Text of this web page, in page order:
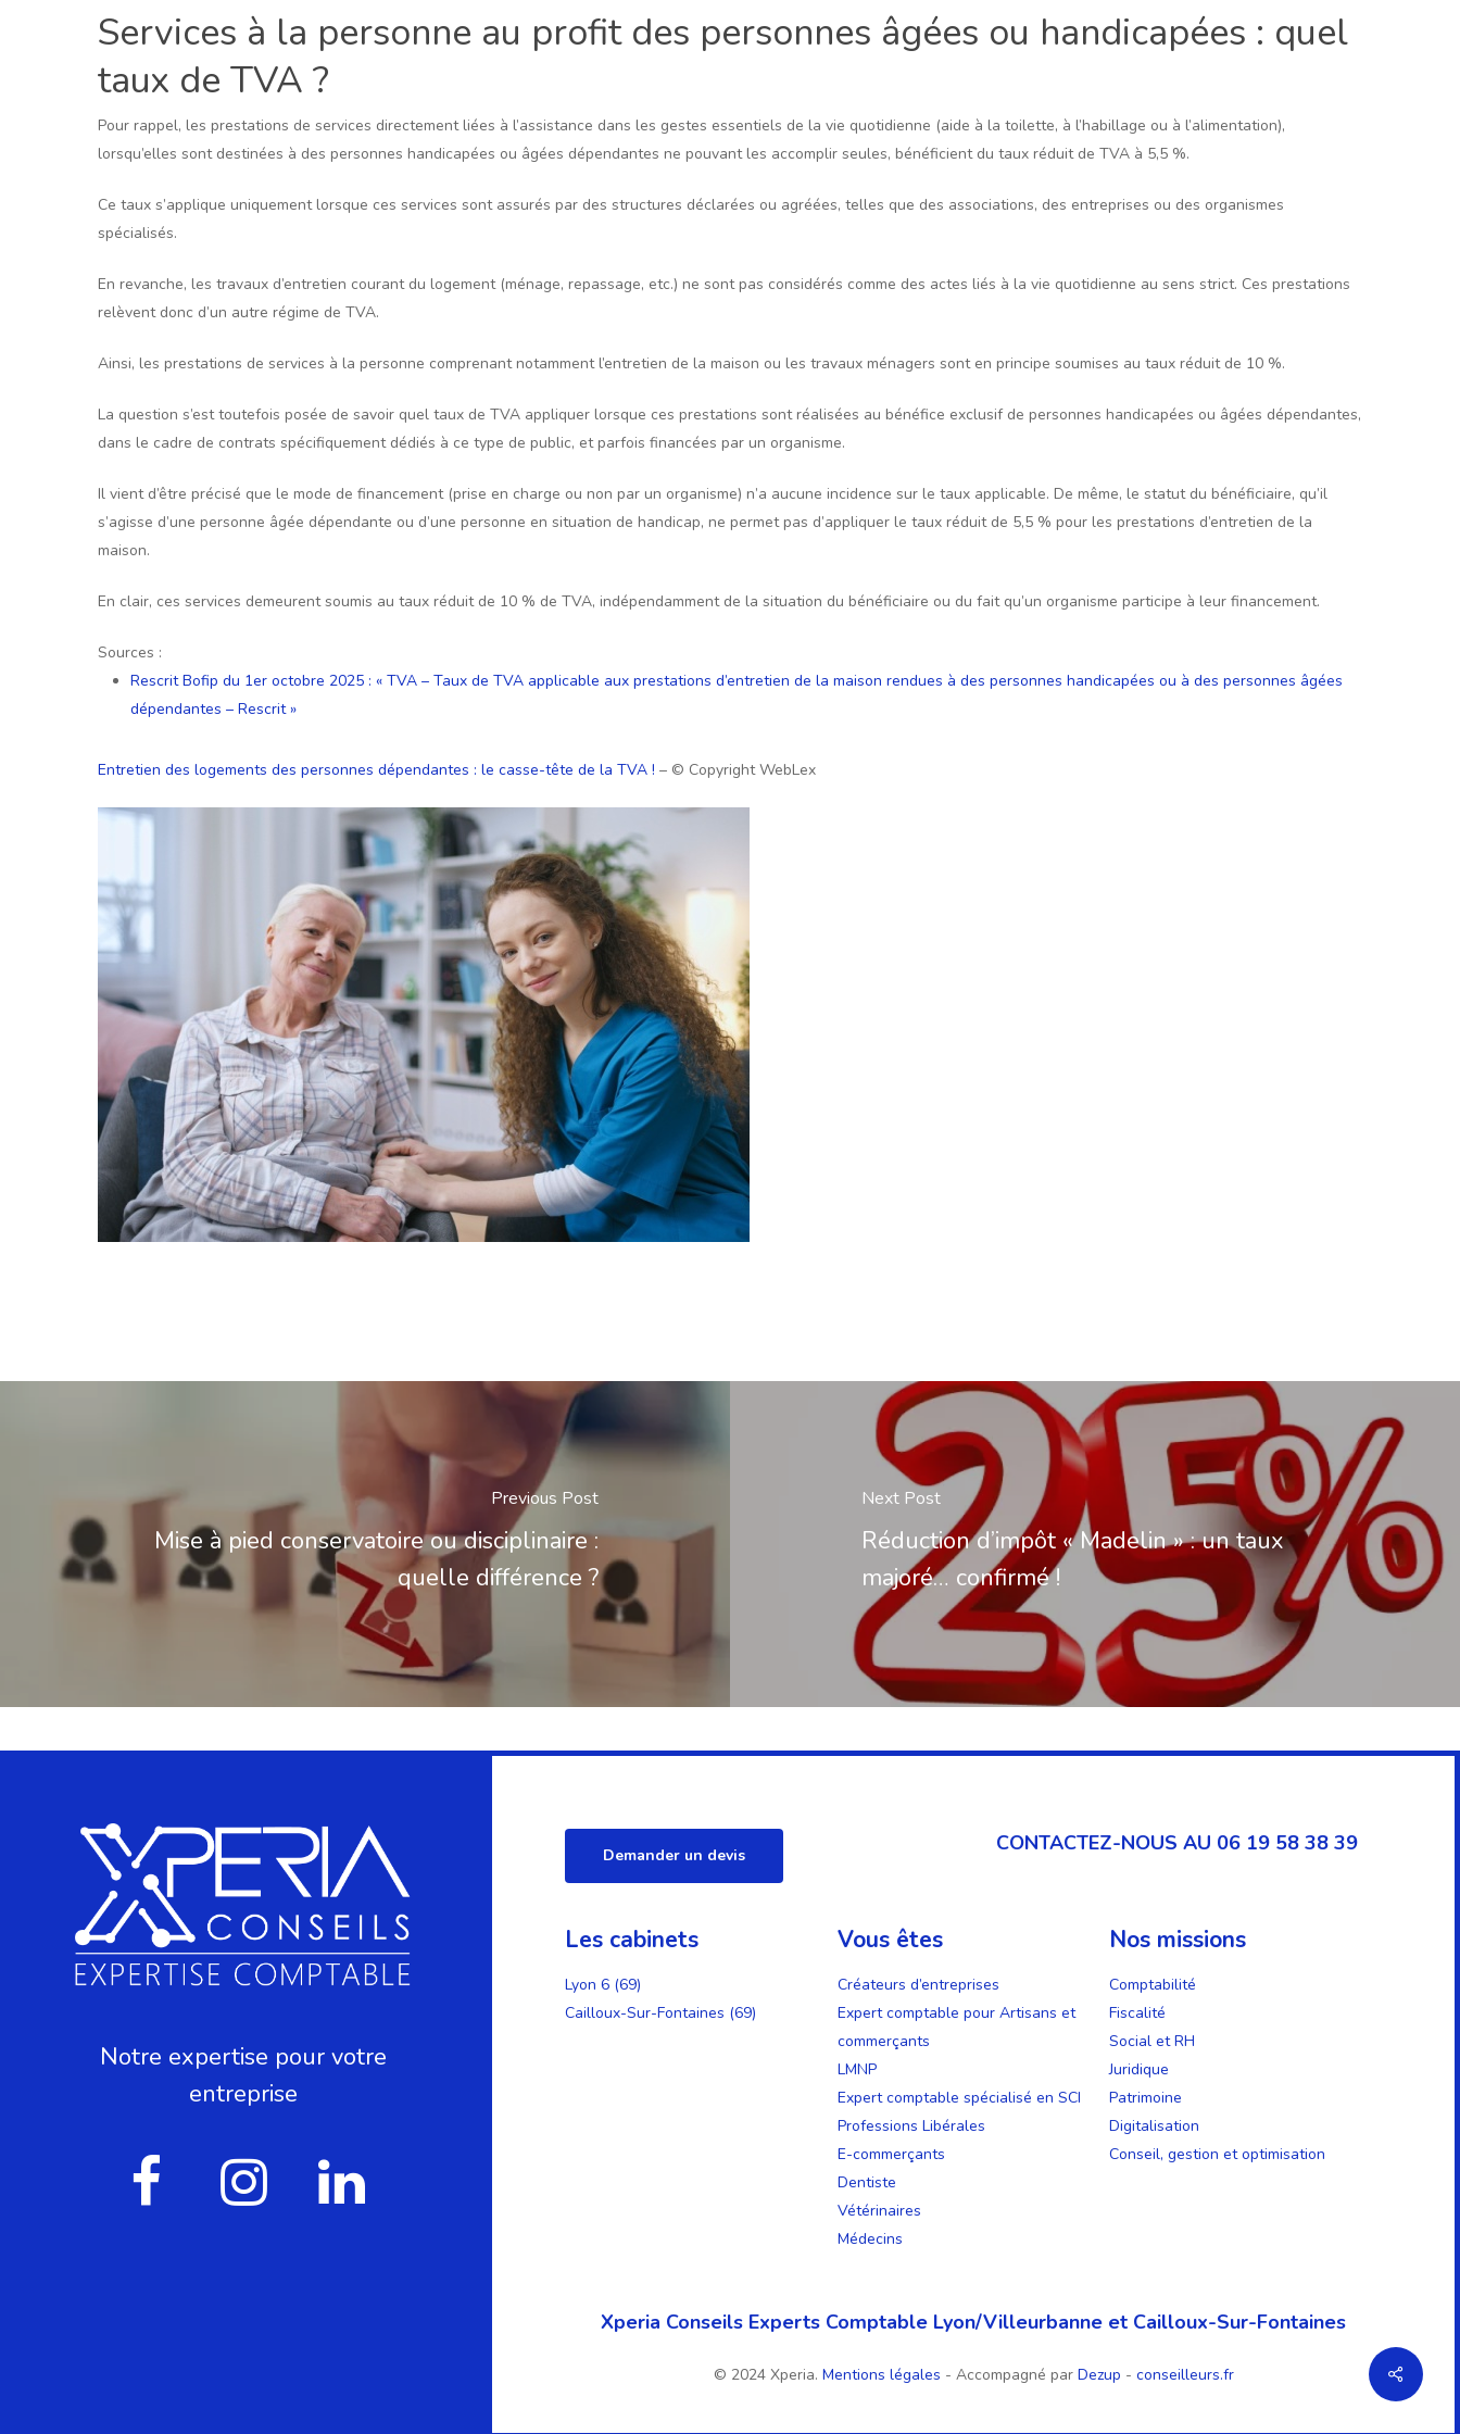
Services à la personne au profit des personnes âgées ou handicapées : quel
taux de TVA ?
Pour rappel, les prestations de services directement liées à l’assistance dans les gestes essentiels de la vie quotidienne (aide à la toilette, à l’habillage ou à l’alimentation),
lorsqu’elles sont destinées à des personnes handicapées ou âgées dépendantes ne pouvant les accomplir seules, bénéficient du taux réduit de TVA à 5,5 %.
Ce taux s’applique uniquement lorsque ces services sont assurés par des structures déclarées ou agréées, telles que des associations, des entreprises ou des organismes
spécialisés.
En revanche, les travaux d’entretien courant du logement (ménage, repassage, etc.) ne sont pas considérés comme des actes liés à la vie quotidienne au sens strict. Ces prestations
relèvent donc d’un autre régime de TVA.
Ainsi, les prestations de services à la personne comprenant notamment l’entretien de la maison ou les travaux ménagers sont en principe soumises au taux réduit de 10 %.
La question s’est toutefois posée de savoir quel taux de TVA appliquer lorsque ces prestations sont réalisées au bénéfice exclusif de personnes handicapées ou âgées dépendantes,
dans le cadre de contrats spécifiquement dédiés à ce type de public, et parfois financées par un organisme.
Il vient d’être précisé que le mode de financement (prise en charge ou non par un organisme) n’a aucune incidence sur le taux applicable. De même, le statut du bénéficiaire, qu’il
s’agisse d’une personne âgée dépendante ou d’une personne en situation de handicap, ne permet pas d’appliquer le taux réduit de 5,5 % pour les prestations d’entretien de la
maison.
En clair, ces services demeurent soumis au taux réduit de 10 % de TVA, indépendamment de la situation du bénéficiaire ou du fait qu’un organisme participe à leur financement.
Sources :
Rescrit Bofip du 1er octobre 2025 : « TVA – Taux de TVA applicable aux prestations d’entretien de la maison rendues à des personnes handicapées ou à des personnes âgées
dépendantes – Rescrit »
Entretien des logements des personnes dépendantes : le casse-tête de la TVA ! – © Copyright WebLex
Previous Post
Mise à pied conservatoire ou disciplinaire :
quelle différence ?
Next Post
Réduction d’impôt « Madelin » : un taux
majoré… confirmé !
Notre expertise pour votre
entreprise
Demander un devis CONTACTEZ-NOUS AU 06 19 58 38 39
Les cabinets
Lyon 6 (69)
Cailloux-Sur-Fontaines (69)
Vous êtes
Créateurs d’entreprises
Expert comptable pour Artisans et
commerçants
LMNP
Expert comptable spécialisé en SCI
Professions Libérales
E-commerçants
Dentiste
Vétérinaires
Médecins
Nos missions
Comptabilité
Fiscalité
Social et RH
Juridique
Patrimoine
Digitalisation
Conseil, gestion et optimisation
Xperia Conseils Experts Comptable Lyon/Villeurbanne et Cailloux-Sur-Fontaines
© 2024 Xperia. Mentions légales - Accompagné par Dezup - conseilleurs.fr